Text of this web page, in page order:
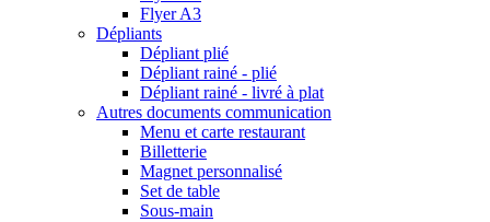
Flyer A3
Dépliants
Dépliant plié
Dépliant rainé - plié
Dépliant rainé - livré à plat
Autres documents communication
Menu et carte restaurant
Billetterie
Magnet personnalisé
Set de table
Sous-main